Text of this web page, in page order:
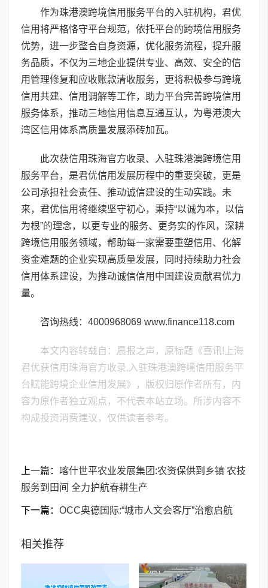
作为珠港澳跨境信用服务平台的入驻机构，君优
信用将严格恪守平台规范，依托平台的跨境信用服务
优势，进一步整合自身资源，优化服务流程，提升服
务品质，不仅为三地企业提供专业、高效、安全的信
用管理修复和应收账款清收服务，更将积极参与跨境
信用共建、信用调解等工作，助力平台完善跨境信用
服务体系，推动三地信用信息互通互认，为粤港澳大
湾区信用体系高质量发展添砖加瓦。
此次获信用珠海官方收录、入驻珠港澳跨境信用
服务平台，是君优信用发展历程中的重要突破，更是
公司承担社会责任、推动诚信建设的生动实践。未
来，君优信用将继续坚守初心，秉持“以诚为本，以信
为根”的理念，以更专业的服务、更务实的作风，深耕
跨境信用服务领域，帮助每一家需要重塑信用、化解
资金难题的企业实现高质量发展，同时持续助力社会
信用体系建设，为推动诚信信用中国建设贡献君优力
量。
咨询热线：4000968069 www.finance118.com
本文内容转载自：晨报之声，原标题《喜讯!上海
君优获信用珠海官方收录,入驻珠港澳跨境信用服务平
台赋能跨境企业信用发展》，版权归原作者所有，内
容为原作者独立观点，不代表本站立场。所涉内容不
构成投资消费建议，仅供读者参考。
上一篇： 喀什世平农业发展集团:农资保供到乡镇 农技
服务到田间 全力护航春耕生产
下一篇： OCC奥德国际:“城市人文会客厅”治愈启航
相关推荐